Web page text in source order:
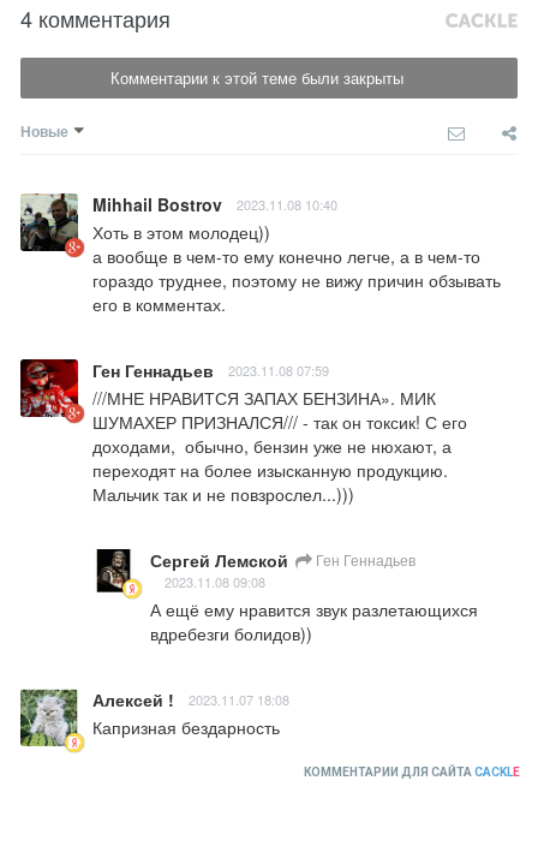
4 комментария
Комментарии к этой теме были закрыты
Новые
Mihhail Bostrov 2023.11.08 10:40
Хоть в этом молодец))
а вообще в чем-то ему конечно легче, а в чем-то
гораздо труднее, поэтому не вижу причин обзывать
его в комментах.
Ген Геннадьев 2023.11.08 07:59
///МНЕ НРАВИТСЯ ЗАПАХ БЕНЗИНА». МИК
ШУМАХЕР ПРИЗНАЛСЯ/// - так он токсик! С его
доходами,  обычно, бензин уже не нюхают, а
переходят на более изысканную продукцию.
Мальчик так и не повзрослел...)))
Сергей Лемской Ген Геннадьев
2023.11.08 09:08
А ещё ему нравится звук разлетающихся
вдребезги болидов))
Алексей ! 2023.11.07 18:08
Капризная бездарность
КОММЕНТАРИИ ДЛЯ САЙТА CACKLE